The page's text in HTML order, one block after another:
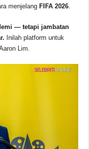
menjelang FIFA 2026.
— tetapi jambatan
Inilah platform untuk
Lim.